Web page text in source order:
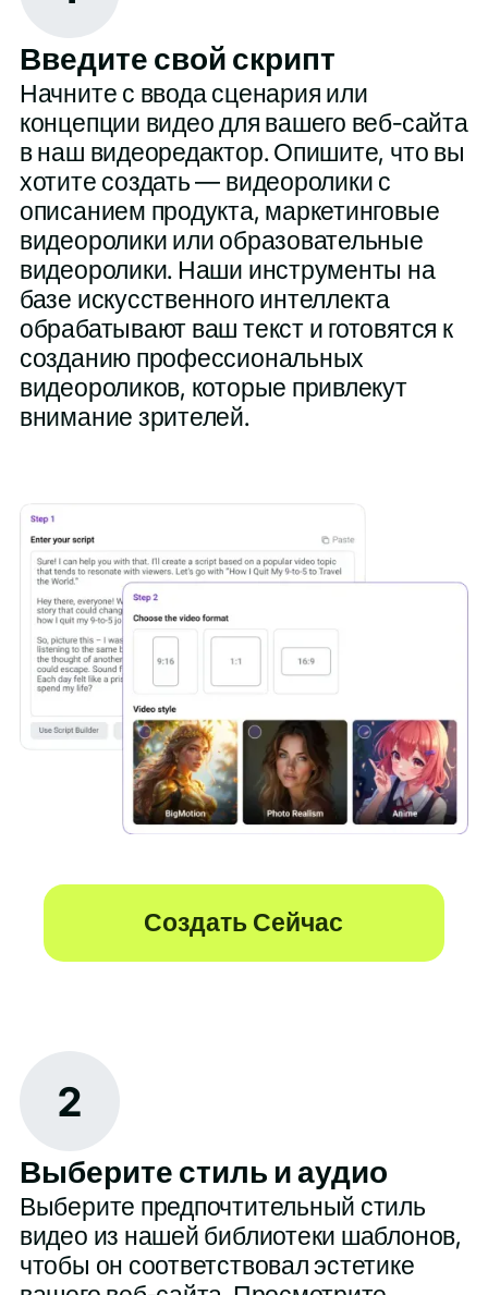
Введите свой скрипт
Начните с ввода сценария или
концепции видео для вашего веб-сайта
в наш видеоредактор. Опишите, что вы
хотите создать — видеоролики с
описанием продукта, маркетинговые
видеоролики или образовательные
видеоролики. Наши инструменты на
базе искусственного интеллекта
обрабатывают ваш текст и готовятся к
созданию профессиональных
видеороликов, которые привлекут
внимание зрителей.
Создать Сейчас
2
Выберите стиль и аудио
Выберите предпочтительный стиль
видео из нашей библиотеки шаблонов,
чтобы он соответствовал эстетике